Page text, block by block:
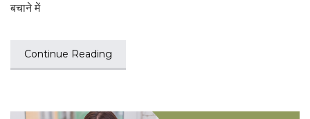
बचाने में
Continue Reading